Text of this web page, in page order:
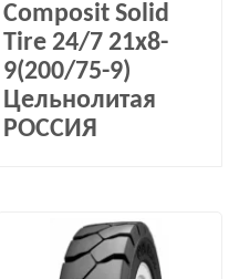
Composit Solid
Tire 24/7 21x8-
9(200/75-9)
Цельнолитая
РОССИЯ